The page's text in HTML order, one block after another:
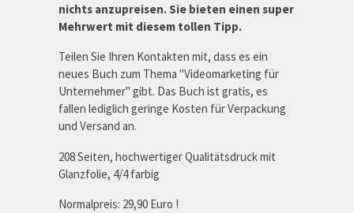
nichts anzupreisen. Sie bieten einen super
Mehrwert mit diesem tollen Tipp.
Teilen Sie Ihren Kontakten mit, dass es ein
neues Buch zum Thema "Videomarketing für
Unternehmer" gibt. Das Buch ist gratis, es
fallen lediglich geringe Kosten für Verpackung
und Versand an.
208 Seiten, hochwertiger Qualitätsdruck mit
Glanzfolie, 4/4 farbig
Normalpreis: 29,90 Euro !